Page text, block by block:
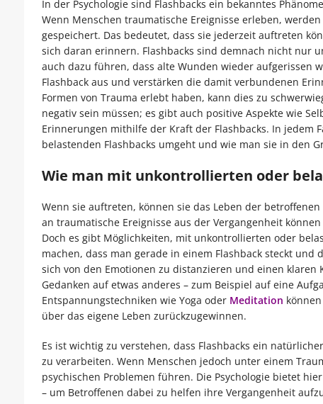
In der Psychologie sind Flashbacks ein bekanntes
Wenn Menschen traumatische Ereignisse erleben,
gespeichert. Das bedeutet, dass sie jederzeit auftreten
sich daran erinnern. Flashbacks sind demnach nicht nur
auch dazu führen, dass alte Wunden wieder aufgerissen
Flashback aus und verstärken die damit verbundenen
Formen von Trauma erlebt haben, kann dies zu
negativ sein müssen; es gibt auch positive Aspekte wie
Erinnerungen mithilfe der Kraft der Flashbacks. In
belastenden Flashbacks umgeht und wie man sie in den
Wie man mit unkontrollierten oder
Wenn sie auftreten, können sie das Leben der
an traumatische Ereignisse aus der Vergangenheit
Doch es gibt Möglichkeiten, mit unkontrollierten oder
machen, dass man gerade in einem Flashback steckt
sich von den Emotionen zu distanzieren und einen
Gedanken auf etwas anderes – zum Beispiel auf eine
Entspannungstechniken wie Yoga oder Meditation
über das eigene Leben zurückzugewinnen.
Es ist wichtig zu verstehen, dass Flashbacks ein
zu verarbeiten. Wenn Menschen jedoch unter einem
psychischen Problemen führen. Die Psychologie bietet
– um Betroffenen dabei zu helfen ihre Vergangenheit